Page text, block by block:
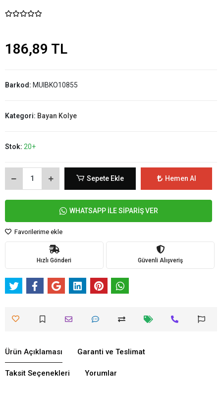
186,89 TL
Barkod: MUIBKO10855
Kategori: Bayan Kolye
Stok: 20+
Sepete Ekle Hemen Al
WHATSAPP İLE SİPARİŞ VER
Favorilerime ekle
Hızlı Gönderi Güvenli Alışveriş
Ürün Açıklaması Garanti ve Teslimat
Taksit Seçenekleri Yorumlar